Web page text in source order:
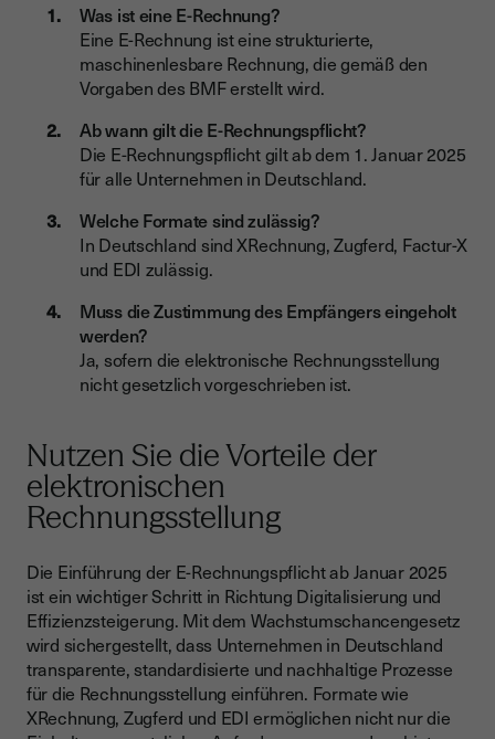
Was ist eine E-Rechnung?
Eine E-Rechnung ist eine strukturierte,
maschinenlesbare Rechnung, die gemäß den
Vorgaben des BMF erstellt wird.
Ab wann gilt die E-Rechnungspflicht?
Die E-Rechnungspflicht gilt ab dem 1. Januar 2025
für alle Unternehmen in Deutschland.
Welche Formate sind zulässig?
In Deutschland sind XRechnung, Zugferd, Factur-X
und EDI zulässig.
Muss die Zustimmung des Empfängers eingeholt
werden?
Ja, sofern die elektronische Rechnungsstellung
nicht gesetzlich vorgeschrieben ist.
Nutzen Sie die Vorteile der
elektronischen
Rechnungsstellung
Die Einführung der E-Rechnungspflicht ab Januar 2025
ist ein wichtiger Schritt in Richtung Digitalisierung und
Effizienzsteigerung. Mit dem Wachstumschancengesetz
wird sichergestellt, dass Unternehmen in Deutschland
transparente, standardisierte und nachhaltige Prozesse
für die Rechnungsstellung einführen. Formate wie
XRechnung, Zugferd und EDI ermöglichen nicht nur die